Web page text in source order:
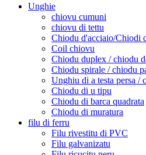
Unghie
chiovu cumuni
chiovu di tettu
Chiodu d'acciaio/Chiodi
Coil chiovu
Chiodu duplex / chiodu
Chiodu spirale / chiodu
Unghiu di a testa persa /
Chiodu di u tipu
Chiodu di barca quadrata
Chiodu di muratura
filu di ferru
Filu rivestitu di PVC
Filu galvanizatu